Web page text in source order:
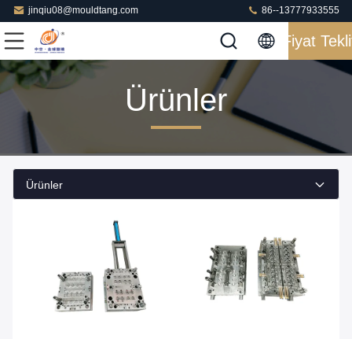
jinqiu08@mouldtang.com 86--13777933555
Fiyat
Ürünler
Ürünler